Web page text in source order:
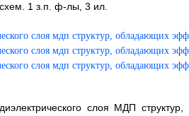
1 з.п. ф-лы, 3 ил.
слоя МДП